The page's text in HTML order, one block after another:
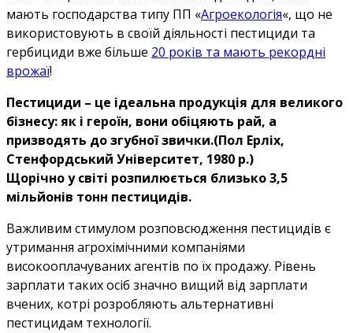
мають господарства типу ПП «Агроекологія«, що не
використовують в своїй діяльності пестициди та
гербициди вже більше 20 років та мають рекордні
врожаї!
Пестициди – це ідеальна продукція для великого
бізнесу: як і героїн, вони обіцяють рай, а
призводять до згубної звички.(Пол Ерліх,
Стенфордський Університет, 1980 р.)
Щорічно у світі розпилюється близько 3,5
мільйонів тонн пестицидів.
Важливим стимулом розповсюдження пестицидів є
утримання агрохімічними компаніями
високооплачуваних агентів по їх продажу. Рівень
зарплати таких осіб значно вищий від зарплати
вчених, котрі розробляють альтернативні
пестицидам технології.